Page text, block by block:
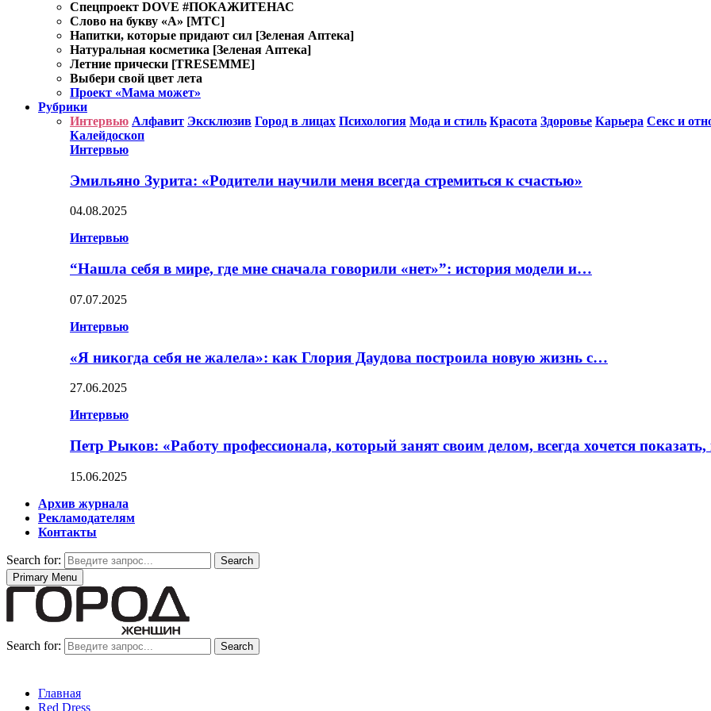
Спецпроект DOVE #ПОКАЖИТЕНАС
Слово на букву «А» [MTC]
Напитки, которые придают сил [Зеленая Аптека]
Натуральная косметика [Зеленая Аптека]
Летние прически [TRESEMME]
Выбери свой цвет лета
Проект «Мама может»
Рубрики
Интервью Алфавит Эксклюзив Город в лицах Психология Мода и стиль Красота Здоровье Карьера Секс и
Калейдоскоп
Интервью
Эмильяно Зурита: «Родители научили меня всегда стремиться к счастью»
04.08.2025
Интервью
“Нашла себя в мире, где мне сначала говорили «нет»”: история модели и…
07.07.2025
Интервью
«Я никогда себя не жалела»: как Глория Даудова построила новую жизнь с…
27.06.2025
Интервью
Петр Рыков: «Работу профессионала, который занят своим делом, всегда хочется
15.06.2025
Архив журнала
Рекламодателям
Контакты
Search for:
Search
Primary Menu
Search for: Search
Главная
Red Dress